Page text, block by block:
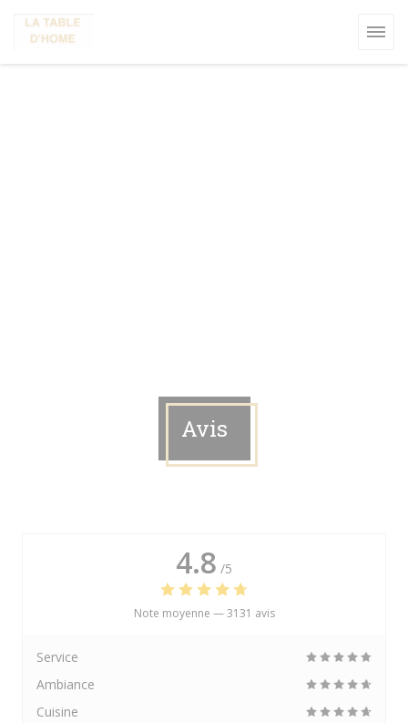
Avis
4.8 /5
Note moyenne —3131 avis
Service
Ambiance
Cuisine